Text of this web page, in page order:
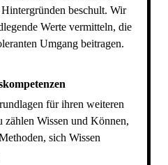
beschult. Wir
Werte vermitteln, die
Umgang beitragen.
für ihren weiteren
Wissen und Können,
sich Wissen